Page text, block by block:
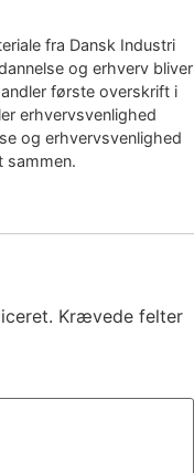
fra Dansk Industri
og erhverv bliver
første overskrift i
erhvervsvenlighed
og erhvervsvenlighed
sammen.
Krævede felter